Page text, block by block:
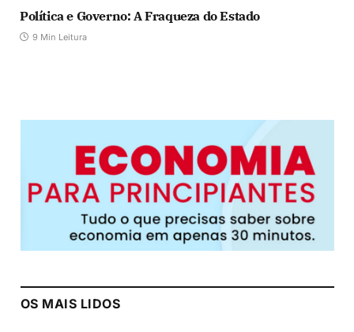
Política e Governo: A Fraqueza do Estado
9 Min Leitura
OS MAIS LIDOS